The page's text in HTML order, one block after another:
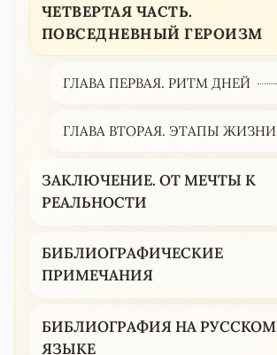
ЧЕТВЕРТАЯ ЧАСТЬ.
ПОВСЕДНЕВНЫЙ ГЕРОИЗМ
ГЛАВА ПЕРВАЯ. РИТМ ДНЕЙ
ГЛАВА ВТОРАЯ. ЭТАПЫ ЖИЗНИ
ЗАКЛЮЧЕНИЕ. ОТ МЕЧТЫ К
РЕАЛЬНОСТИ
БИБЛИОГРАФИЧЕСКИЕ
ПРИМЕЧАНИЯ
БИБЛИОГРАФИЯ НА РУССКОМ
ЯЗЫКЕ